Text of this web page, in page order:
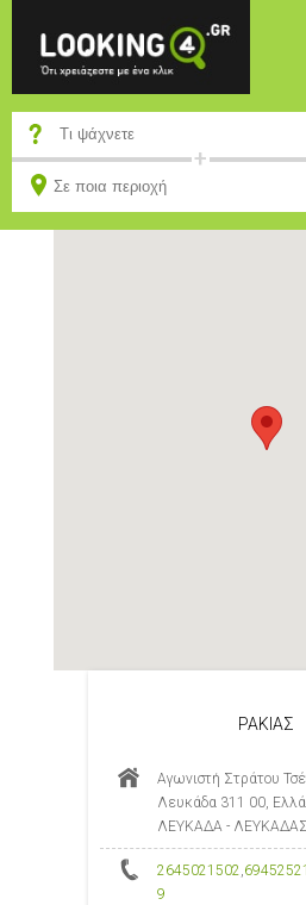
ΡΑΚΙΑΣ
Αγωνιστή Στράτου
Λευκάδα 311 00,
ΛΕΥΚΑΔΑ -
2645021502,
9